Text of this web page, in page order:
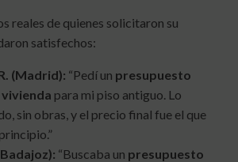
reales de quienes solicitaron su
satisfechos:
(Madrid): “Pedí un presupuesto
para mi piso antiguo. Lo
sin obras, y el precio final fue el que
“Buscaba un presupuesto